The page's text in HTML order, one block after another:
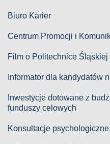
Biuro Karier
Centrum Promocji i
Film o Politechnice
Informator dla kandydatów
Inwestycje dotowane z
funduszy celowych
Konsultacje psychologiczne